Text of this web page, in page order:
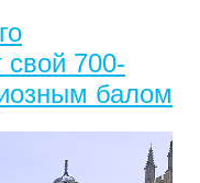
свой 700-
балом